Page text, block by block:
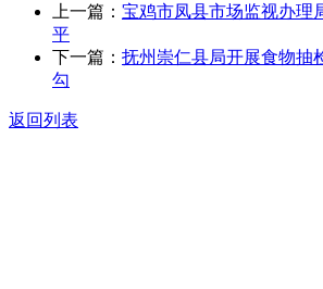
上一篇： 宝鸡市凤县市场监视办理
平
下一篇： 抚州崇仁县局开展食物抽
勾
返回列表